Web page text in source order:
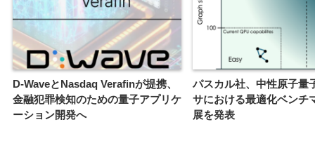
D-WaveとNasdaq Verafinが提携、
金融犯罪検知のための量子アプリケ
ーション開発へ
パスカル社、中性原子量
サにおける最適化ベンチ
展を発表